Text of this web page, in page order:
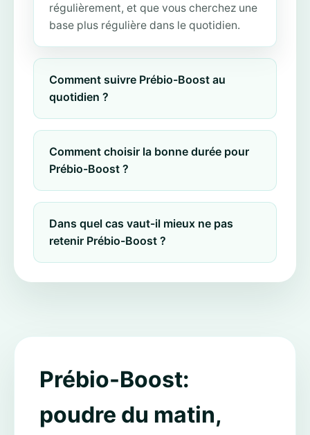
régulièrement, et que vous cherchez une
base plus régulière dans le quotidien.
Comment suivre Prébio-Boost au
quotidien ?
Comment choisir la bonne durée pour
Prébio-Boost ?
Dans quel cas vaut-il mieux ne pas
retenir Prébio-Boost ?
Prébio-Boost:
poudre du matin,